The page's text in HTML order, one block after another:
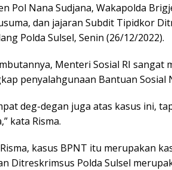
Pol Nana Sudjana, Wakapolda
dan jajaran Subdit Tipidkor
Polda Sulsel, Senin (26/12/2022).
Menteri Sosial RI sangat
penyalahgunaan Bantuan Sosial
deg-degan juga atas kasus ini,
kata Risma.
kasus BPNT itu merupakan
Ditreskrimsus Polda Sulsel